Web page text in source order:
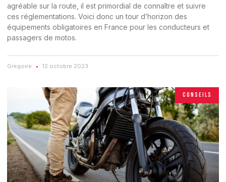
agréable sur la route, il est primordial de connaître et suivre
ces réglementations. Voici donc un tour d’horizon des
équipements obligatoires en France pour les conducteurs et
passagers de motos.
Gregoire 12 octobre 2023
CONSEILS